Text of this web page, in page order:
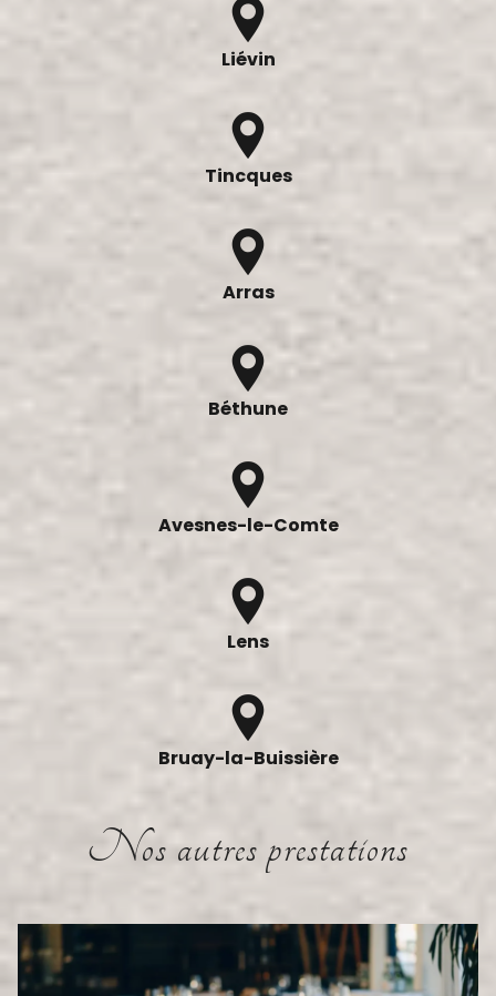
Liévin
Tincques
Arras
Béthune
Avesnes-le-Comte
Lens
Bruay-la-Buissière
Nos autres prestations